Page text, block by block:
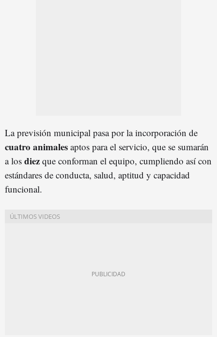
La previsión municipal pasa por la incorporación de
cuatro animales aptos para el servicio, que se sumarán
a los diez que conforman el equipo, cumpliendo así con
estándares de conducta, salud, aptitud y capacidad
funcional.